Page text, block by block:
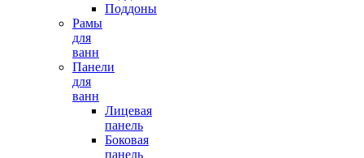
Поддоны
Рамы
для
ванн
Панели
для
ванн
Лицевая
панель
Боковая
панель